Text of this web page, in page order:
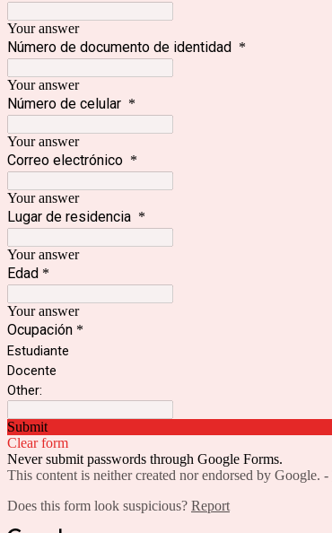
Your answer
Número de documento de identidad *
Your answer
Número de celular *
Your answer
Correo electrónico *
Your answer
Lugar de residencia *
Your answer
Edad *
Your answer
Ocupación *
Estudiante
Docente
Other:
Submit
Clear form
Never submit passwords through Google Forms.
This content is neither created nor endorsed by Google. -
Does this form look suspicious? Report